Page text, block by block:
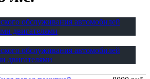
обслуживания автомобилей
двигателями
обслуживания автомобилей
двигателями